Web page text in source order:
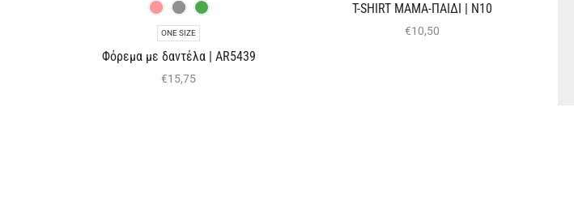
ONE SIZE
Φόρεμα με δαντέλα | AR5439
€15,75
T-SHIRT ΜΑΜΑ-ΠΑΙΔΙ | Ν10
€10,50